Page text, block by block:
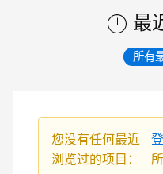
最
所有
您没有任何最近
浏览过的项目：